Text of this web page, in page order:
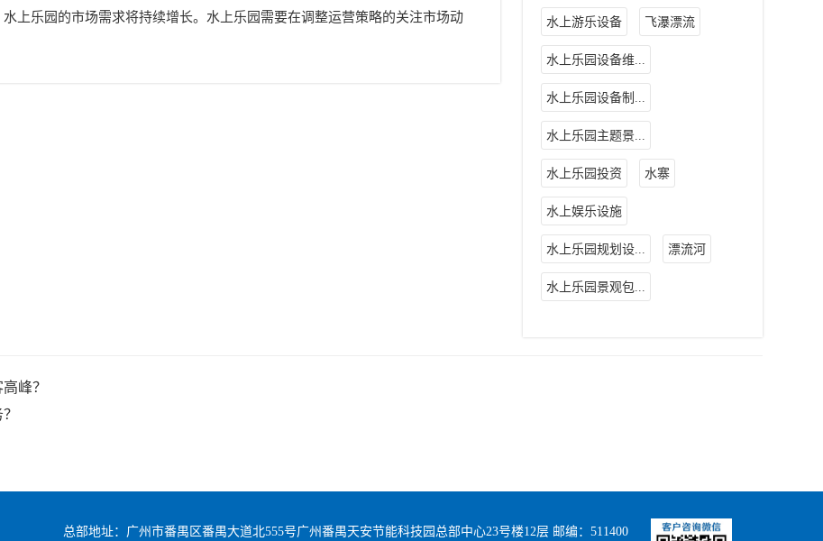
上乐园的市场需求将持续增长。水上乐园需要在调整运营策略的关注市场动
水上游乐设备 飞瀑漂流
水上乐园设备维...
水上乐园设备制...
水上乐园主题景...
水上乐园投资 水寨
水上娱乐设施
水上乐园规划设... 漂流河
水上乐园景观包...
峰？
总部地址：广州市番禺区番禺大道北555号广州番禺天安节能科技园总部中心23号楼12层 邮编：511400